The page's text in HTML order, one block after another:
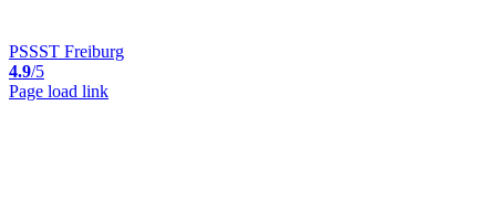
PSSST Freiburg
4.9/5
Page load link